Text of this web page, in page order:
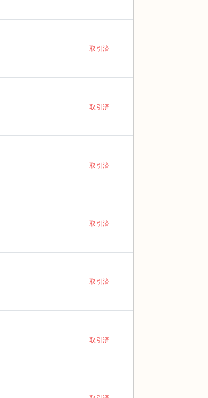
取引済
取引済
取引済
取引済
取引済
取引済